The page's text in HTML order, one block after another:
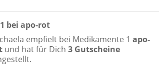
bei apo-rot
empfielt bei Medikamente 1 apo-
und hat für Dich 3 Gutscheine